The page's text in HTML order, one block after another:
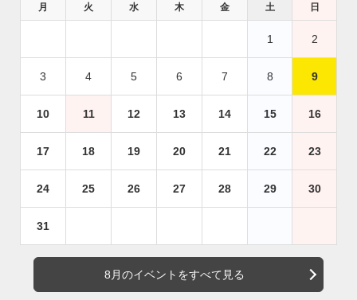
月 火 水 木 金 土 日
1 2
3 4 5 6 7 8 9
10 11 12 13 14 15 16
17 18 19 20 21 22 23
24 25 26 27 28 29 30
31
8月のイベントをすべて見る